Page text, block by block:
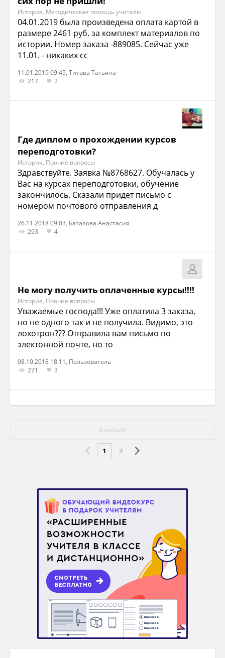
История, Методическая помощь учителю
04.01.2019 была произведена оплата картой в
размере 2461 руб. за комплект материалов по
истории. Номер заказа -889085. Сейчас уже
11.01. - никаких сс
11.01.2019 09:45, Титова Татьяна
217
2
Где диплом о прохождении курсов
переподготовки?
История, Прочие вопросы
Здравствуйте. Заявка №8768627. Обучалась у
Вас на курсах переподготовки, обучение
закончилось. Сказали придет письмо с
номером почтового отправления д
26.11.2018 09:03, Баталова Анастасия
293
4
Не могу получить оплаченные курсы!!!!
История, Прочие вопросы
Уважаемые господа!!! Уже оплатила 3 заказа,
но не одного так и не получила. Видимо, это
лохотрон??? Отправила вам письмо по
электонной почте, но то
08.10.2018 18:11, Пользователь
271
3
В начало
1 2